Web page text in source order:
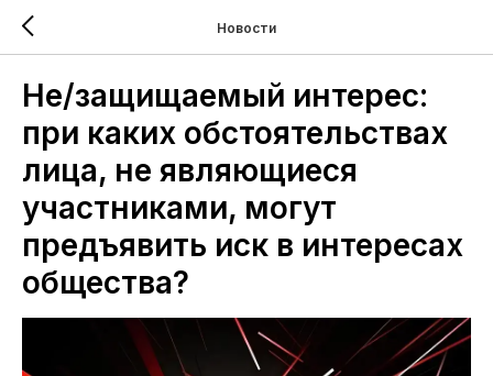
Новости
Не/защищаемый интерес:
при каких обстоятельствах
лица, не являющиеся
участниками, могут
предъявить иск в интересах
общества?